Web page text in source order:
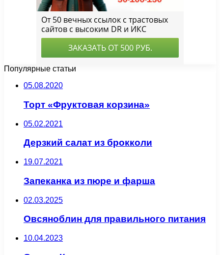
Популярные статьи
05.08.2020
Торт «Фруктовая корзина»
05.02.2021
Дерзкий салат из брокколи
19.07.2021
Запеканка из пюре и фарша
02.03.2025
Овсяноблин для правильного питания
10.04.2023